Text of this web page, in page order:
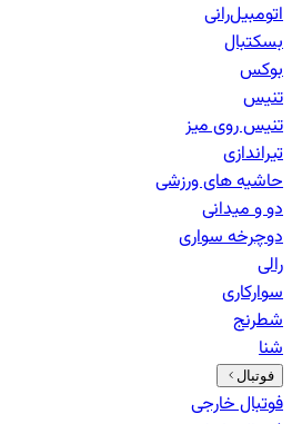
اتومبیل‌رانی
بسکتبال
بوکس
تنیس
تنیس روی میز
تیراندازی
حاشیه های ورزشی
دو و میدانی
دوچرخه سواری
رالی
سوارکاری
شطرنج
شنا
فوتبال
فوتبال خارجی